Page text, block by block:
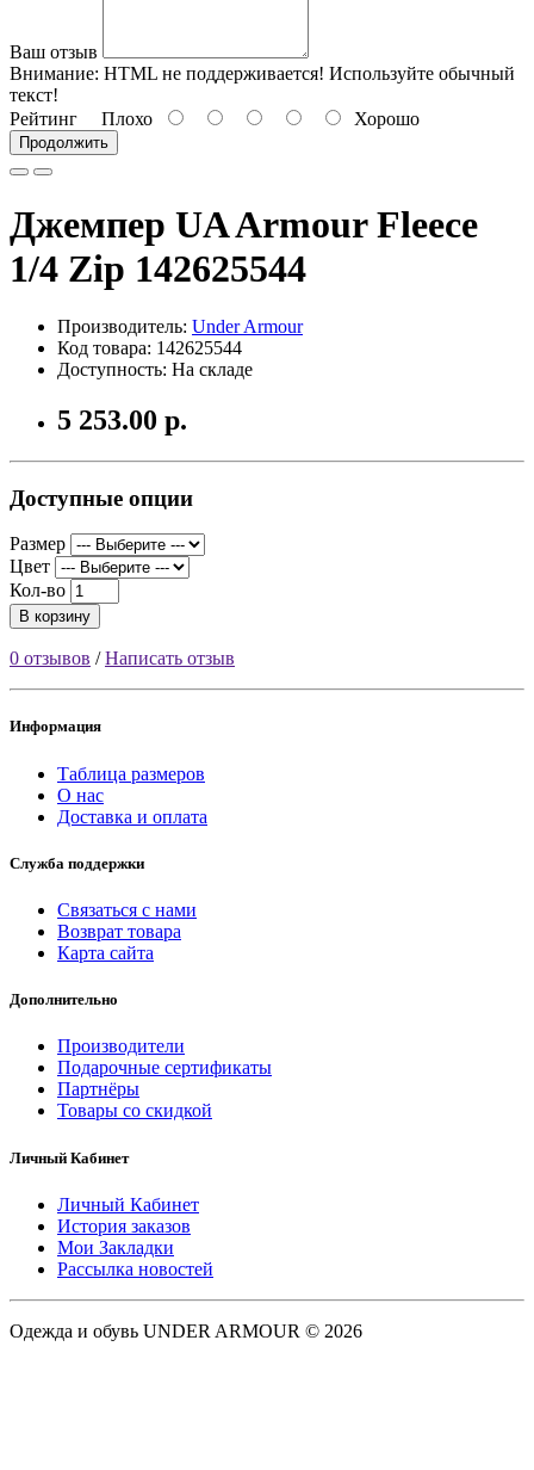
Ваш отзыв
Внимание: HTML не поддерживается! Используйте обычный
текст!
Рейтинг Плохо Хорошо
Продолжить
Джемпер UA Armour Fleece
1/4 Zip 142625544
Производитель: Under Armour
Код товара: 142625544
Доступность: На складе
5 253.00 р.
Доступные опции
Размер
Цвет
Кол-во
В корзину
0 отзывов /Написать отзыв
Информация
Таблица размеров
О нас
Доставка и оплата
Служба поддержки
Связаться с нами
Возврат товара
Карта сайта
Дополнительно
Производители
Подарочные сертификаты
Партнёры
Товары со скидкой
Личный Кабинет
Личный Кабинет
История заказов
Мои Закладки
Рассылка новостей
Одежда и обувь UNDER ARMOUR © 2026